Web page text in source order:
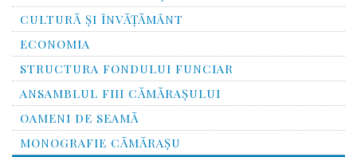
CULTURĂ ŞI ÎNVĂŢĂMÂNT
ECONOMIA
STRUCTURA FONDULUI FUNCIAR
ANSAMBLUL FIII CĂMĂRAŞULUI
OAMENI DE SEAMĂ
MONOGRAFIE CĂMĂRAŞU